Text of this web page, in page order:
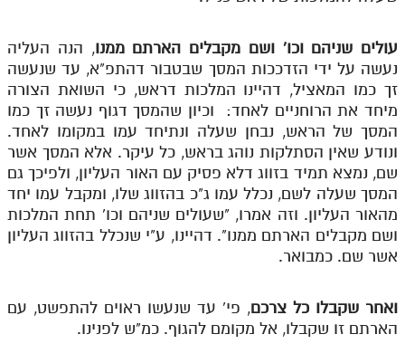
תלמוד עשר הספירות חלק ה
תלמוד עשר הספירות חלק ו
תלמוד עשר הספירות חלק ז
תלמוד עשר הספירות חלק ח
תלמוד עשר הספירות חלק ט
תלמוד עשר הספירות חלק י
תלמוד עשר הספירות חלק יב
תלמוד עשר הספירות חלק יג
עולים שניהם וכו' ושם מקבלים הארתם ממנו, הנה העליה
נעשה על ידי הזדככות המסך שבטבור דהתפ"א, עד שנעשה
זך כמו המאציל, דהיינו המלכות דראש, כי השואת הצורה
מיחד את הרוחניים לאחד: וכיון שהמסך דגוף נעשה זך כמו
המסך של הראש, נבחן שעלה ונתיחד עמו במקומו לאחד.
ונודע שאין הסתלקות נוהג בראש, כל עיקר. אלא המסך אשר
שם, נמצא תמיד בזווג דלא פסיק עם האור העליון, ולפיכך גם
המסך שעלה לשם, נכלל עמו ג"כ בהזווג שלו, ומקבל עמו יחד
מהאור העליון. וזה אמרו, "שעולים שניהם וכו' תחת המלכות
ושם מקבלים הארתם ממנו". דהיינו, ע"י שנכלל בהזווג העליון
אשר שם. כמבואר.
ואחר שקבלו כל צרכם, פי' עד שנעשו ראוים להתפשט, עם
הארתם זו שקבלו, אל מקומם להגוף. כמ"ש לפנינו.